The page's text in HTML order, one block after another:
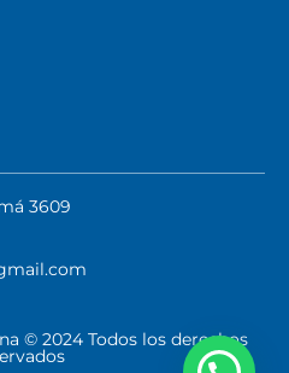
3609
© 2024 Todos los derechos